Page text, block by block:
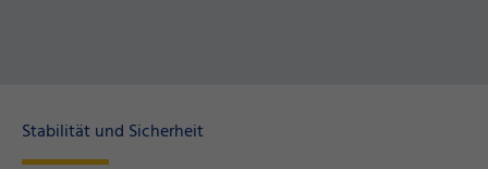
Stabilität und Sicherheit